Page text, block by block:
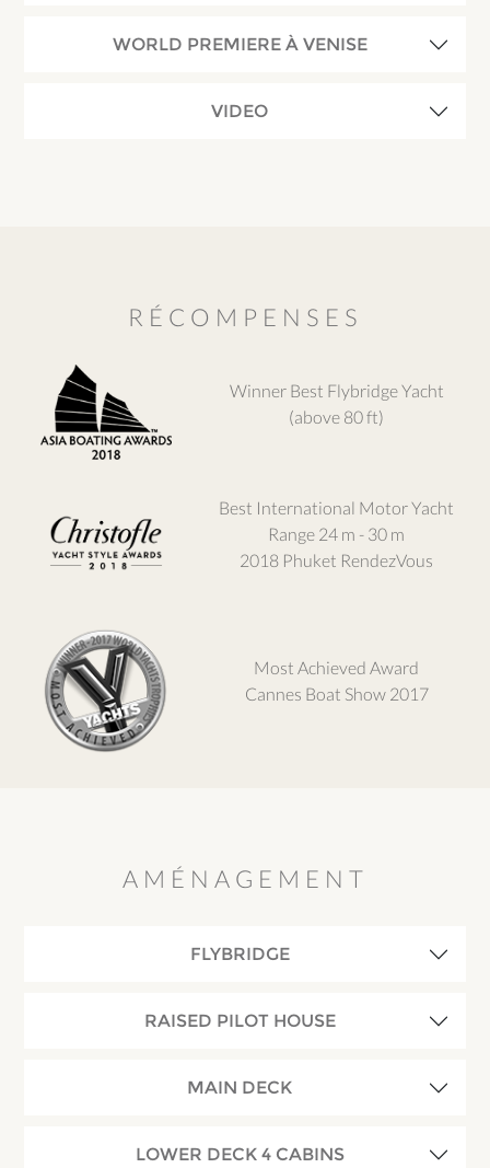
WORLD PREMIERE À VENISE
VIDEO
RÉCOMPENSES
Winner Best Flybridge Yacht
(above 80 ft)
Best International Motor Yacht
Range 24 m - 30 m
2018 Phuket RendezVous
Most Achieved Award
Cannes Boat Show 2017
AMÉNAGEMENT
FLYBRIDGE
RAISED PILOT HOUSE
MAIN DECK
LOWER DECK 4 CABINS